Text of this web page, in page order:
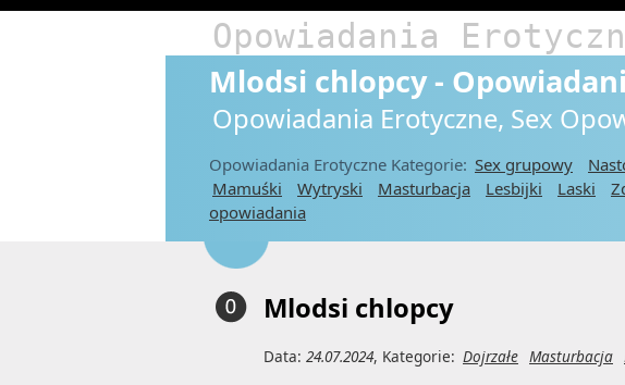
Opowiadania
Mlodsi chlopcy -
Opowiadania Erotyczne, Sex
Opowiadania Erotyczne Kategorie: Sex grupowy
Mamuśki
Wytryski Masturbacja Lesbijki Laski
opowiadania
Mlodsi chlopcy
Data: 24.07.2024, Kategorie: Dojrzałe Masturbacja